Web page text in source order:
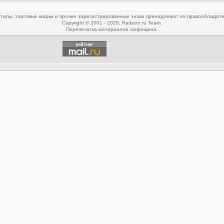
торговые марки и прочие зарегистрированные знаки принадлежат их
Copyright © 2001 - 2026, Radeon.ru Team.
Перепечатка материалов запрещена.